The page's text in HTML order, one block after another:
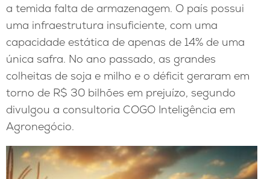
a temida falta de armazenagem. O país possui
uma infraestrutura insuficiente, com uma
capacidade estática de apenas de 14% de uma
única safra. No ano passado, as grandes
colheitas de soja e milho e o déficit geraram em
torno de R$ 30 bilhões em prejuízo, segundo
divulgou a consultoria COGO Inteligência em
Agronegócio.